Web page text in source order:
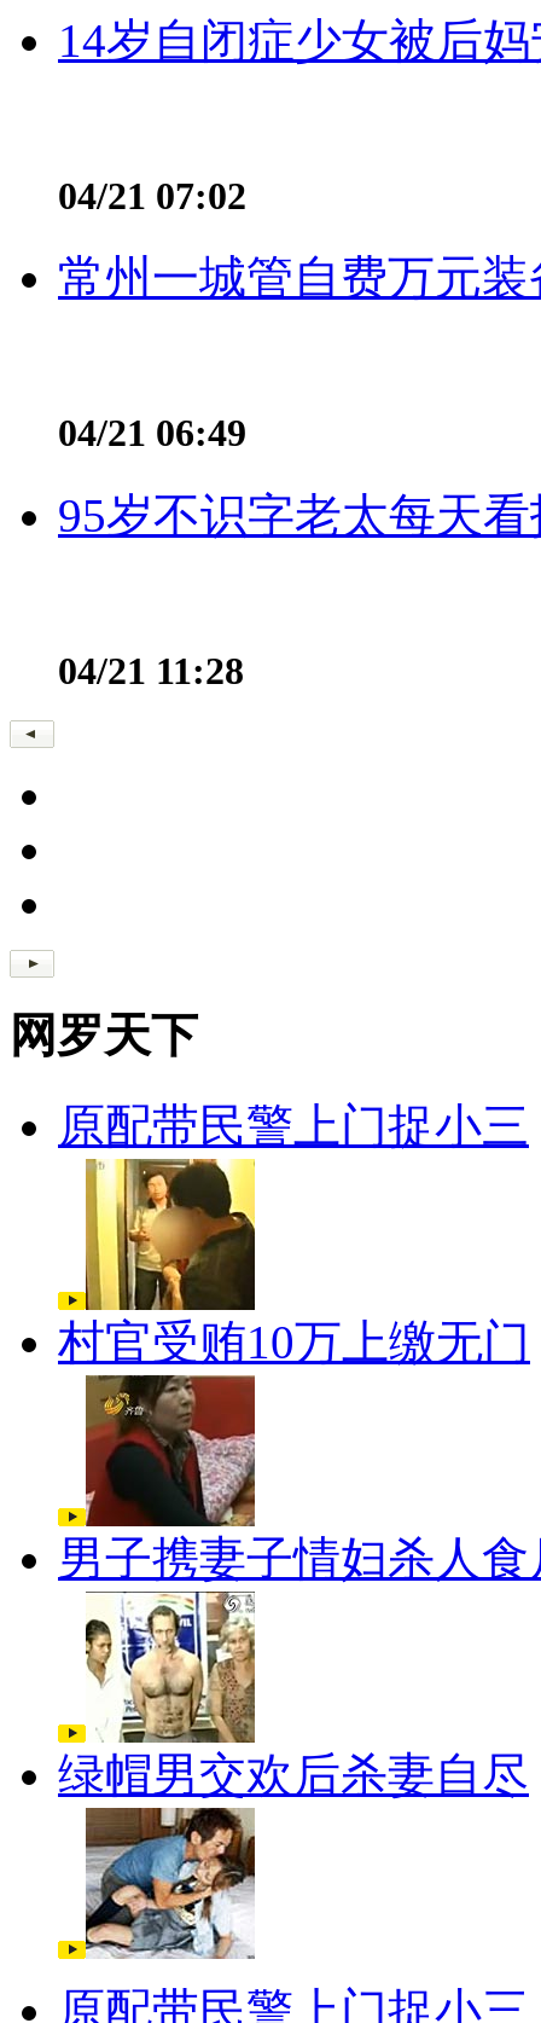
14岁自闭症少女被后
04/21 07:02
常州一城管自费万元
04/21 06:49
95岁不识字老太每天
04/21 11:28
网罗天下
原配带民警上门捉小三
村官受贿10万上缴无门
男子携妻子情妇杀人食
绿帽男交欢后杀妻自尽
原配带民警上门捉小三